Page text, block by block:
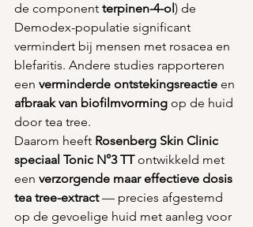
de component terpinen-4-ol) de
Demodex-populatie significant
vermindert bij mensen met rosacea en
blefaritis. Andere studies rapporteren
een verminderde ontstekingsreactie en
afbraak van biofilmvorming op de huid
door tea tree.
Daarom heeft Rosenberg Skin Clinic
speciaal Tonic N°3 TT ontwikkeld met
een verzorgende maar effectieve dosis
tea tree-extract — precies afgestemd
op de gevoelige huid met aanleg voor